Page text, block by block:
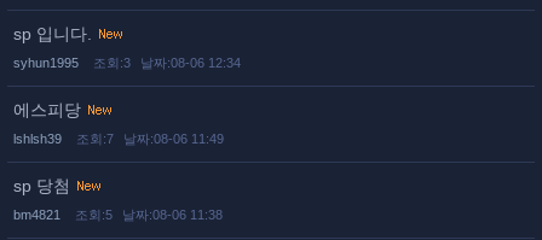
sp 입니다.
syhun1995 조회:3 날짜:08-06 12:34
에스피당
lshlsh39 조회:7 날짜:08-06 11:49
sp 당첨
bm4821 조회:5 날짜:08-06 11:38